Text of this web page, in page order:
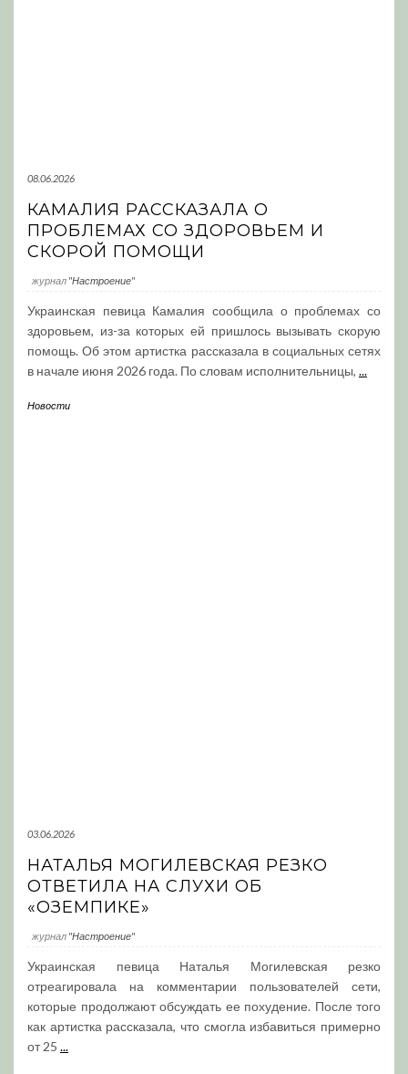
08.06.2026
КАМАЛИЯ РАССКАЗАЛА О
ПРОБЛЕМАХ СО ЗДОРОВЬЕМ И
СКОРОЙ ПОМОЩИ
журнал "Настроение"
Украинская певица Камалия сообщила о проблемах со
здоровьем, из-за которых ей пришлось вызывать скорую
помощь. Об этом артистка рассказала в социальных сетях
в начале июня 2026 года. По словам исполнительницы, ...
Новости
03.06.2026
НАТАЛЬЯ МОГИЛЕВСКАЯ РЕЗКО
ОТВЕТИЛА НА СЛУХИ ОБ
«ОЗЕМПИКЕ»
журнал "Настроение"
Украинская певица Наталья Могилевская резко
отреагировала на комментарии пользователей сети,
которые продолжают обсуждать ее похудение. После того
как артистка рассказала, что смогла избавиться примерно
от 25 ...